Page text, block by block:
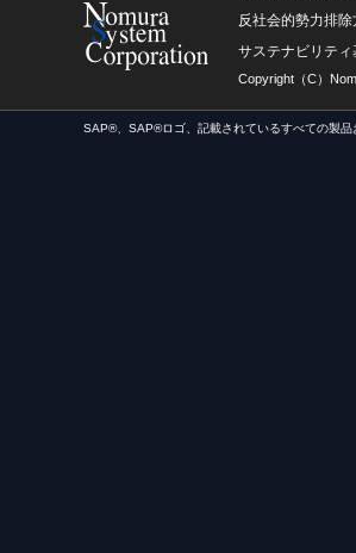
反社会的勢力排除
サステナビリティ
Copyright（C）
SAP®、SAP®ロゴ、記載されているすべての製